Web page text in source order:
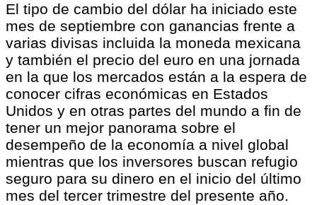
El tipo de cambio del dólar ha iniciado este
mes de septiembre con ganancias frente a
varias divisas incluida la moneda mexicana
y también el precio del euro en una jornada
en la que los mercados están a la espera de
conocer cifras económicas en Estados
Unidos y en otras partes del mundo a fin de
tener un mejor panorama sobre el
desempeño de la economía a nivel global
mientras que los inversores buscan refugio
seguro para su dinero en el inicio del último
mes del tercer trimestre del presente año.